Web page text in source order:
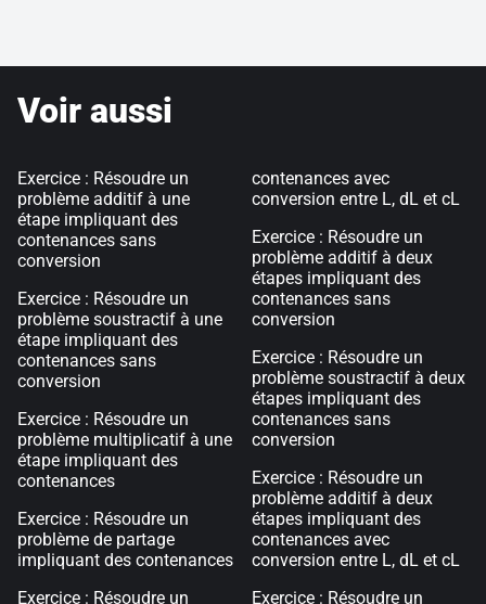
Voir aussi
Exercice : Résoudre un
problème additif à une
étape impliquant des
contenances sans
conversion
Exercice : Résoudre un
problème soustractif à une
étape impliquant des
contenances sans
conversion
Exercice : Résoudre un
problème multiplicatif à une
étape impliquant des
contenances
Exercice : Résoudre un
problème de partage
impliquant des contenances
Exercice : Résoudre un
contenances avec
conversion entre L, dL et cL
Exercice : Résoudre un
problème additif à deux
étapes impliquant des
contenances sans
conversion
Exercice : Résoudre un
problème soustractif à deux
étapes impliquant des
contenances sans
conversion
Exercice : Résoudre un
problème additif à deux
étapes impliquant des
contenances avec
conversion entre L, dL et cL
Exercice : Résoudre un